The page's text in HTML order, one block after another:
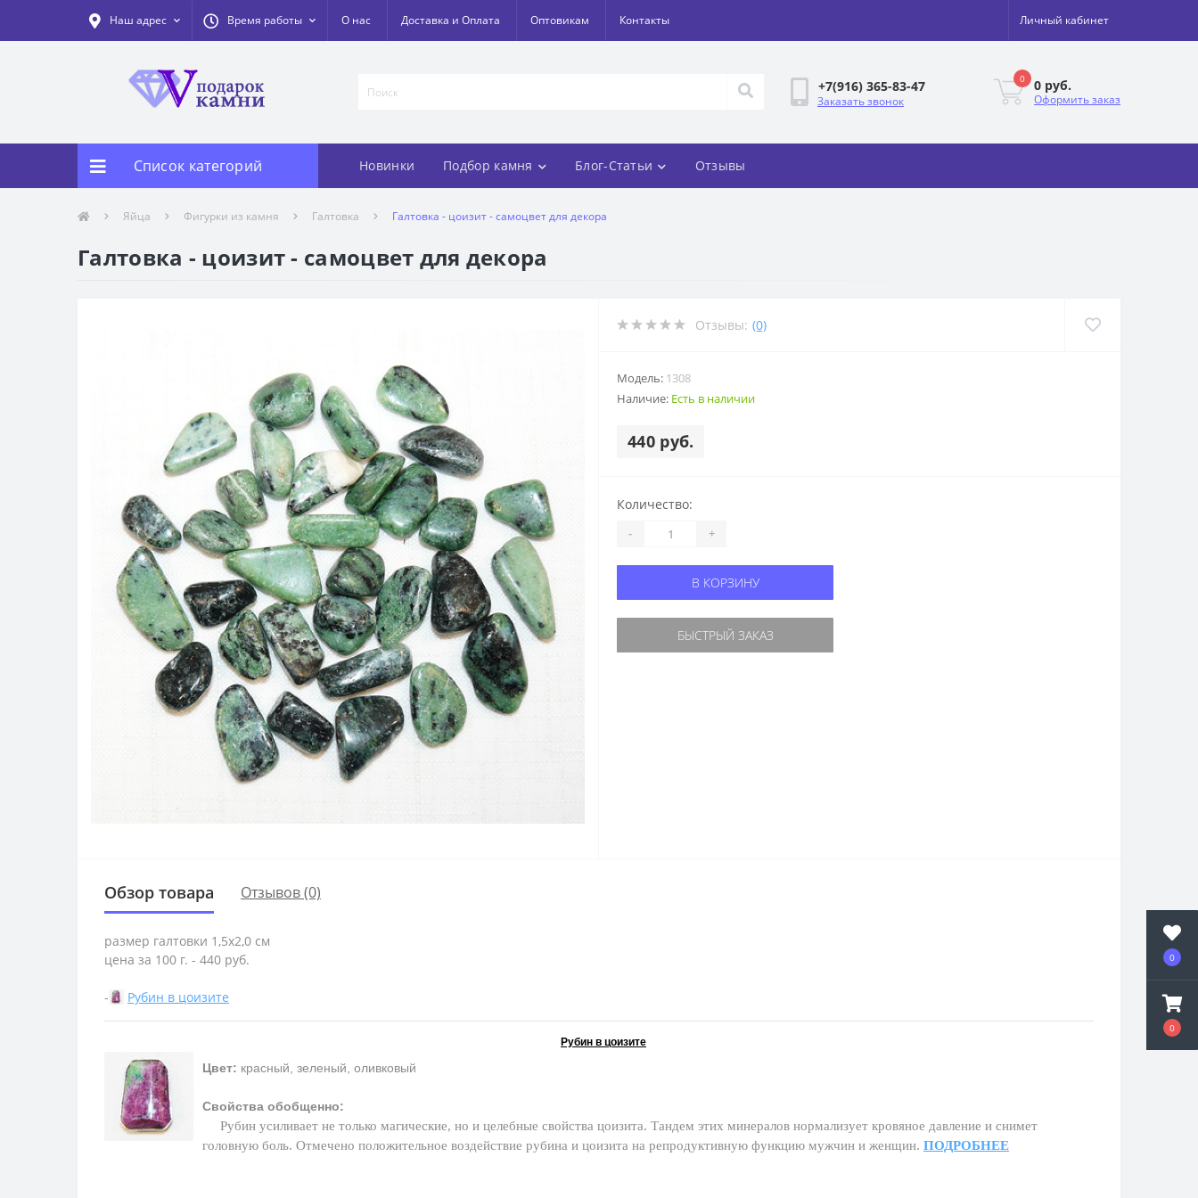
0
0
Наш адрес Время работы О нас Доставка и Оплата Оптовикам Контакты Личный кабинет
+7(916) 365-83-47
Заказать звонок
0 0 руб.
Оформить заказ
Список категорий Новинки Подбор камня Блог-Статьи Отзывы
Яйца Фигурки из камня Галтовка Галтовка - цоизит - самоцвет для декора
Галтовка - цоизит - самоцвет для декора
Отзывы: (0)
Модель: 1308
Наличие: Есть в наличии
440 руб.
Количество:
- +
В КОРЗИНУ
БЫСТРЫЙ ЗАКАЗ
Обзор товара Отзывов (0)
размер галтовки 1,5х2,0 см
цена за 100 г. - 440 руб.
- Рубин в цоизите
Рубин в цоизите
Цвет: красный, зеленый, оливковый
Свойства обобщенно:
Рубин усиливает не только магические, но и целебные свойства цоизита. Тандем этих минералов нормализует кровяное давление и снимет
головную боль. Отмечено положительное воздействие рубина и цоизита на репродуктивную функцию мужчин и женщин. ПОДРОБНЕЕ